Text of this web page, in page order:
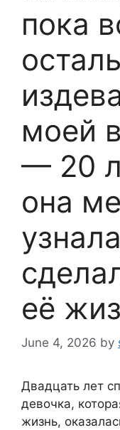
пока
моей
— 20
она
её
June 4, 2026 by
Двадцать лет
девочка,
жизнь,